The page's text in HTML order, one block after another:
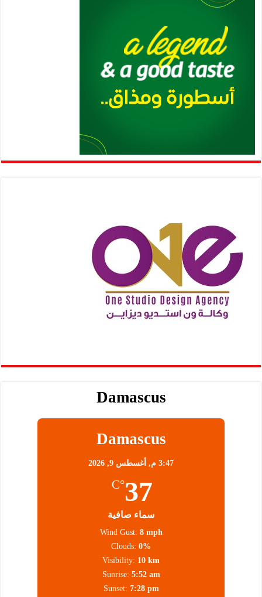
Damascus
Damascus
3:47 م, أغسطس 9, 2026
37
°C
سماء صافية
Wind Gust: 8 mph
Clouds: 0%
Visibility: 10 km
Sunrise: 5:52 am
Sunset: 7:28 pm